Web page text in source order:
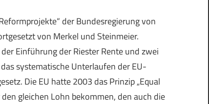
der Bundesregierung von
von Merkel und Steinmeier.
Einführung der Riester Rente und zwei
systematische Unterlaufen der EU-
Die EU hatte 2003 das Prinzip „Equal
gleichen Lohn bekommen, den auch die